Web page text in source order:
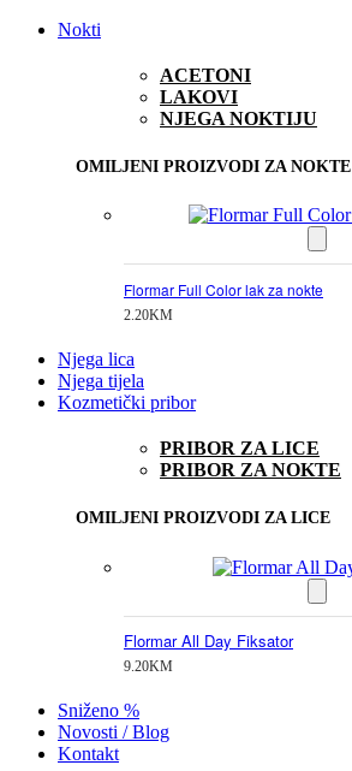
Nokti
ACETONI
LAKOVI
NJEGA NOKTIJU
OMILJENI PROIZVODI ZA NOKTE
Flormar Full Color lak za nokte
2.20KM
Njega lica
Njega tijela
Kozmetički pribor
PRIBOR ZA LICE
PRIBOR ZA NOKTE
OMILJENI PROIZVODI ZA LICE
Flormar All Day Fiksator
9.20KM
Sniženo %
Novosti / Blog
Kontakt